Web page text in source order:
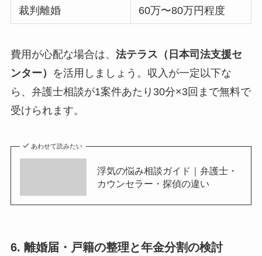
裁判離婚 60万〜80万円程度
費用が心配な場合は、 法テラス（日本司法支援セ
ンター）
を活用しましょう。収入が一定以下な
ら、弁護士相談が1案件あたり30分×3回まで無料で
受けられます。
あわせて読みたい
浮気の悩み相談ガイド｜弁護士・
カウンセラー・探偵の違い
6. 離婚届・戸籍の整理と年金分割の検討